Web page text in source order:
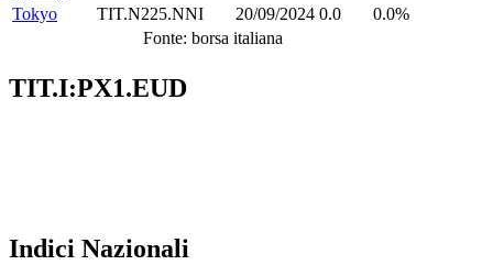
Tokyo
TIT.N225.NNI 20/09/2024 0.0
0.0%
Fonte: borsa italiana
TIT.I:PX1.EUD
Indici Nazionali